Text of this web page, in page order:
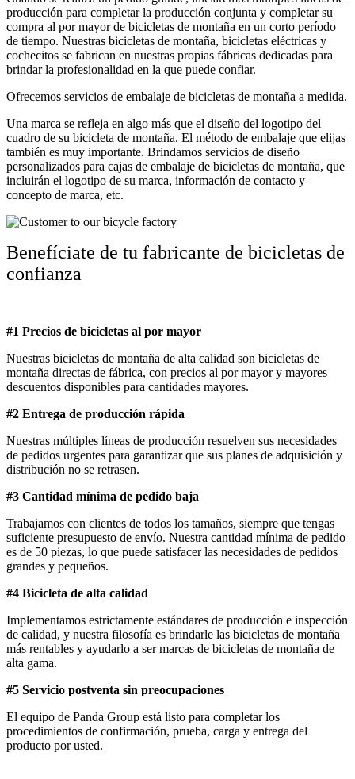
producción para completar la producción conjunta y completar su
compra al por mayor de bicicletas de montaña en un corto período
de tiempo. Nuestras bicicletas de montaña, bicicletas eléctricas y
cochecitos se fabrican en nuestras propias fábricas dedicadas para
brindar la profesionalidad en la que puede confiar.
Ofrecemos servicios de embalaje de bicicletas de montaña a medida.
Una marca se refleja en algo más que el diseño del logotipo del
cuadro de su bicicleta de montaña. El método de embalaje que elijas
también es muy importante. Brindamos servicios de diseño
personalizados para cajas de embalaje de bicicletas de montaña, que
incluirán el logotipo de su marca, información de contacto y
concepto de marca, etc.
Benefíciate de tu fabricante de bicicletas de
confianza
#1 Precios de bicicletas al por mayor
Nuestras bicicletas de montaña de alta calidad son bicicletas de
montaña directas de fábrica, con precios al por mayor y mayores
descuentos disponibles para cantidades mayores.
#2 Entrega de producción rápida
Nuestras múltiples líneas de producción resuelven sus necesidades
de pedidos urgentes para garantizar que sus planes de adquisición y
distribución no se retrasen.
#3 Cantidad mínima de pedido baja
Trabajamos con clientes de todos los tamaños, siempre que tengas
suficiente presupuesto de envío. Nuestra cantidad mínima de pedido
es de 50 piezas, lo que puede satisfacer las necesidades de pedidos
grandes y pequeños.
#4 Bicicleta de alta calidad
Implementamos estrictamente estándares de producción e inspección
de calidad, y nuestra filosofía es brindarle las bicicletas de montaña
más rentables y ayudarlo a ser marcas de bicicletas de montaña de
alta gama.
#5 Servicio postventa sin preocupaciones
El equipo de Panda Group está listo para completar los
procedimientos de confirmación, prueba, carga y entrega del
producto por usted.